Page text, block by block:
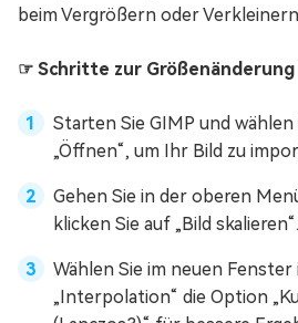
beim Vergrößern oder
☞ Schritte zur Größenänderung
Starten Sie GIMP und wählen
„Öffnen“, um Ihr Bild zu
Gehen Sie in der oberen
klicken Sie auf „Bild skalieren“.
Wählen Sie im neuen
„Interpolation“ die Option